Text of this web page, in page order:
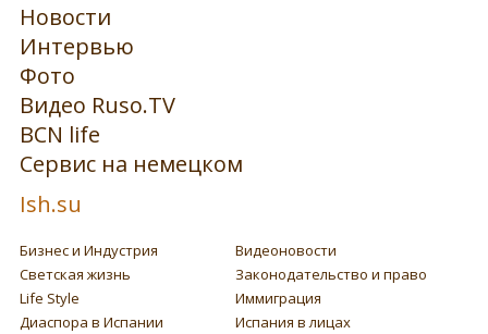
Новости
Интервью
Фото
Видео Ruso.TV
BCN life
Сервис на немецком
Ish.su
Бизнес и Индустрия
Видеоновости
Светская жизнь
Законодательство и право
Life Style
Иммиграция
Диаспора в Испании
Испания в лицах